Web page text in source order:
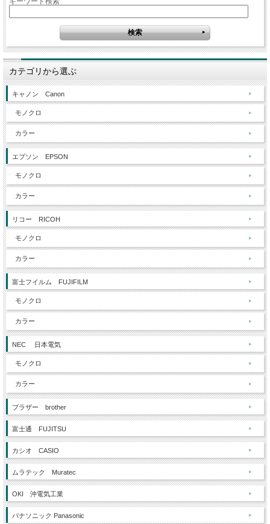
カテゴリから選ぶ
キャノン Canon
モノクロ
カラー
エプソン EPSON
モノクロ
カラー
リコー RICOH
モノクロ
カラー
富士フイルム FUJIFILM
モノクロ
カラー
NEC 日本電気
モノクロ
カラー
ブラザー brother
富士通 FUJITSU
カシオ CASIO
ムラテック Muratec
OKI 沖電気工業
パナソニック Panasonic